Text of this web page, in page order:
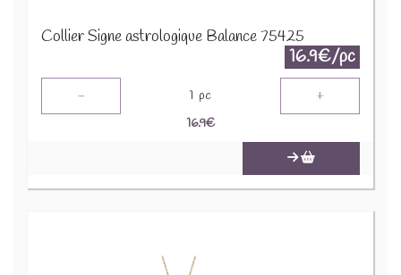
Collier Signe astrologique Balance 75425
16.9€/pc
- 1 pc +
16.9€